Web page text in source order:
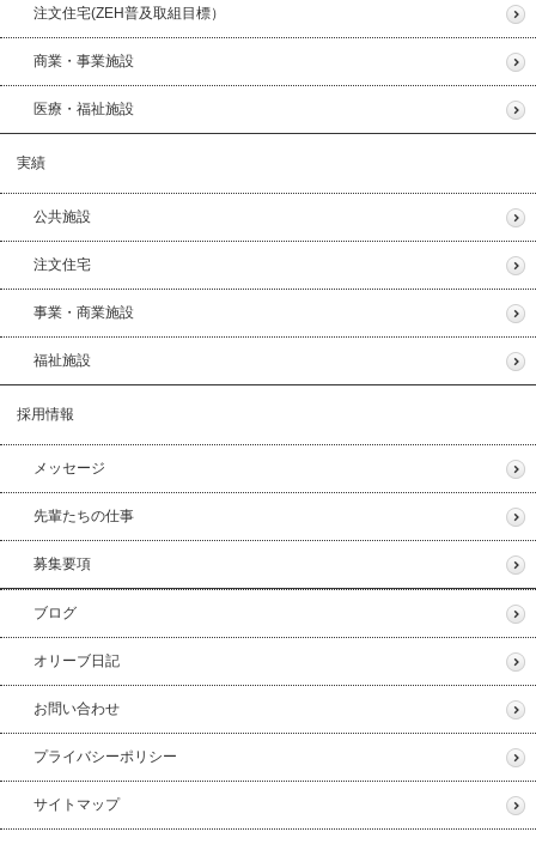
注文住宅(ZEH普及取組目標）
商業・事業施設
医療・福祉施設
実績
公共施設
注文住宅
事業・商業施設
福祉施設
採用情報
メッセージ
先輩たちの仕事
募集要項
ブログ
オリーブ日記
お問い合わせ
プライバシーポリシー
サイトマップ